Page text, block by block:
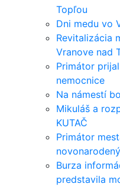
Topľou
Dni medu vo
Revitalizácia
Vranove nad
Primátor
nemocnice
Na námestí
Mikuláš a
KUTAČ
Primátor
Burza
predstavila